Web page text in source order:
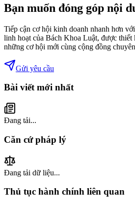
Bạn muốn đóng góp nội
Tiếp cận cơ hội kinh doanh nhanh hơn
linh hoạt của Bách Khoa Luật, được thiết
những cơ hội mới cùng cộng đồng
Gửi yêu cầu
Bài viết mới nhất
Đang tải...
Căn cứ pháp lý
Đang tải dữ liệu...
Thủ tục hành chính liên quan